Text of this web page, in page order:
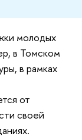
молодых
в Томском
в рамках
от
своей